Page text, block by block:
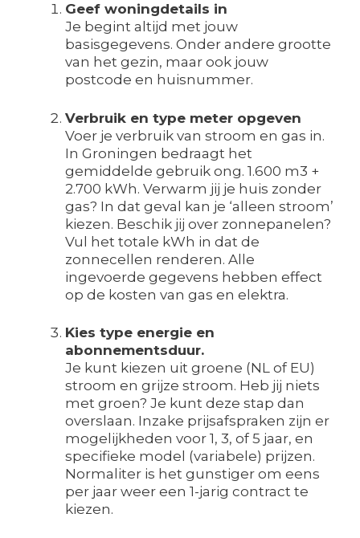
Geef woningdetails in
Je begint altijd met jouw
basisgegevens. Onder andere grootte
van het gezin, maar ook jouw
postcode en huisnummer.
Verbruik en type meter opgeven
Voer je verbruik van stroom en gas in.
In Groningen bedraagt het
gemiddelde gebruik ong. 1.600 m3 +
2.700 kWh. Verwarm jij je huis zonder
gas? In dat geval kan je ‘alleen stroom’
kiezen. Beschik jij over zonnepanelen?
Vul het totale kWh in dat de
zonnecellen renderen. Alle
ingevoerde gegevens hebben effect
op de kosten van gas en elektra.
Kies type energie en
abonnementsduur.
Je kunt kiezen uit groene (NL of EU)
stroom en grijze stroom. Heb jij niets
met groen? Je kunt deze stap dan
overslaan. Inzake prijsafspraken zijn er
mogelijkheden voor 1, 3, of 5 jaar, en
specifieke model (variabele) prijzen.
Normaliter is het gunstiger om eens
per jaar weer een 1-jarig contract te
kiezen.